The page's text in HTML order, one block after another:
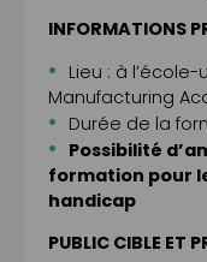
INFORMATIONS
Lieu : à
Manufacturing
Durée de la
Possibilité
formation pour
handicap
PUBLIC CIBLE ET